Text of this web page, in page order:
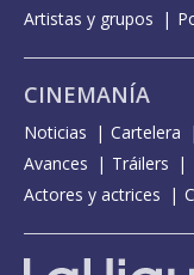
Artistas y grupos
CINEMANÍA
Noticias Cartelera
Avances
Tráilers
Actores y actrices